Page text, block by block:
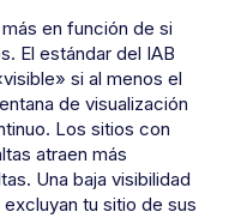
en función de si
El estándar del IAB
si al menos el
de visualización
Los sitios con
atraen más
Una baja visibilidad
tu sitio de sus